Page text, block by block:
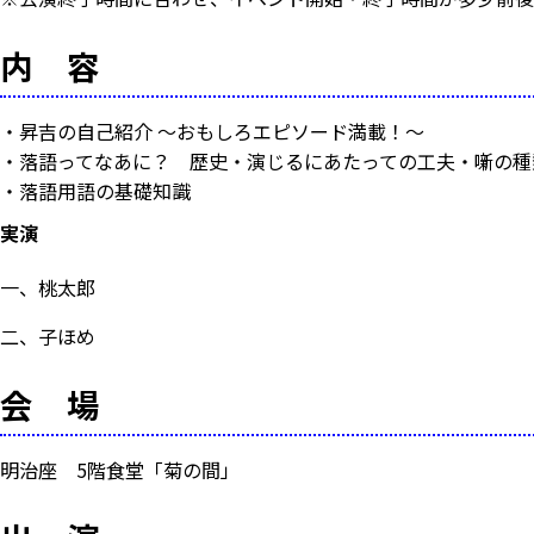
内 容
・昇吉の自己紹介～おもしろエピソード満載！～
・落語ってなあに？ 歴史・演じるにあたっての工夫・噺の
・落語用語の基礎知識
実演
一、桃太郎
二、子ほめ
会 場
明治座 5階食堂「菊の間」